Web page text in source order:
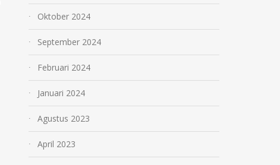
Oktober 2024
September 2024
Februari 2024
Januari 2024
Agustus 2023
April 2023